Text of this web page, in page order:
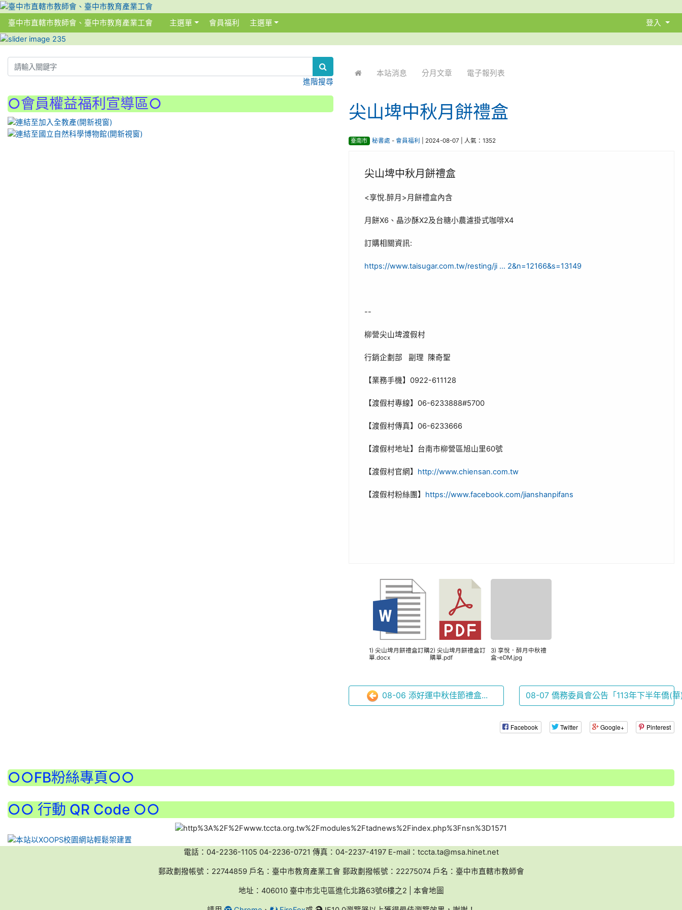
臺中市直轄市教師會、臺中市教育產業工會 主選單 會員福利 主選單 登入
本站消息 分月文章 電子報列表
尖山埤中秋月餅禮盒
臺南市 秘書處 - 會員福利 | 2024-08-07 | 人氣：1352
尖山埤中秋月餅禮盒
<享悅.醉月 >月餅禮盒內含
月餅X6 、晶沙酥X2及台糖小農濾掛式咖啡X4
訂購相關資訊:
https://www.taisugar.com.tw/resting/ji ... 2&n=12166&s=13149
--
柳營尖山埤渡假村
行銷企劃部 副理 陳奇聖
【業務手機】 0922-611128
【渡假村專線】 06-6233888#5700
【渡假村傳真】 06-6233666
【渡假村地址】台南市柳營區旭山里60號
【渡假村官網】 http://www.chiensan.com.tw
【渡假村粉絲團】 https://www.facebook.com/jianshanpifans
1) 尖山埤月餅禮盒訂購
單.docx
2) 尖山埤月餅禮盒訂
購單.pdf
3) 享悅．醉月中秋禮
盒-eDM.jpg
08-06 添好運中秋佳節禮盒... 08-07 僑務委員會公告「113年下半年僑(華
Facebook Twitter Google+ Pinterest
進階搜尋
○會員權益福利宣導區○
○○FB粉絲專頁○○
○○ 行動 QR Code ○○
電話：04-2236-1105 04-2236-0721 傳真：04-2237-4197 E-mail：tccta.ta@msa.hinet.net
郵政劃撥帳號：22744859 戶名：臺中市教育產業工會 郵政劃撥帳號：22275074 戶名：臺中市直轄市教師會
地址：406010 臺中市北屯區進化北路63號6樓之2 | 本會地圖